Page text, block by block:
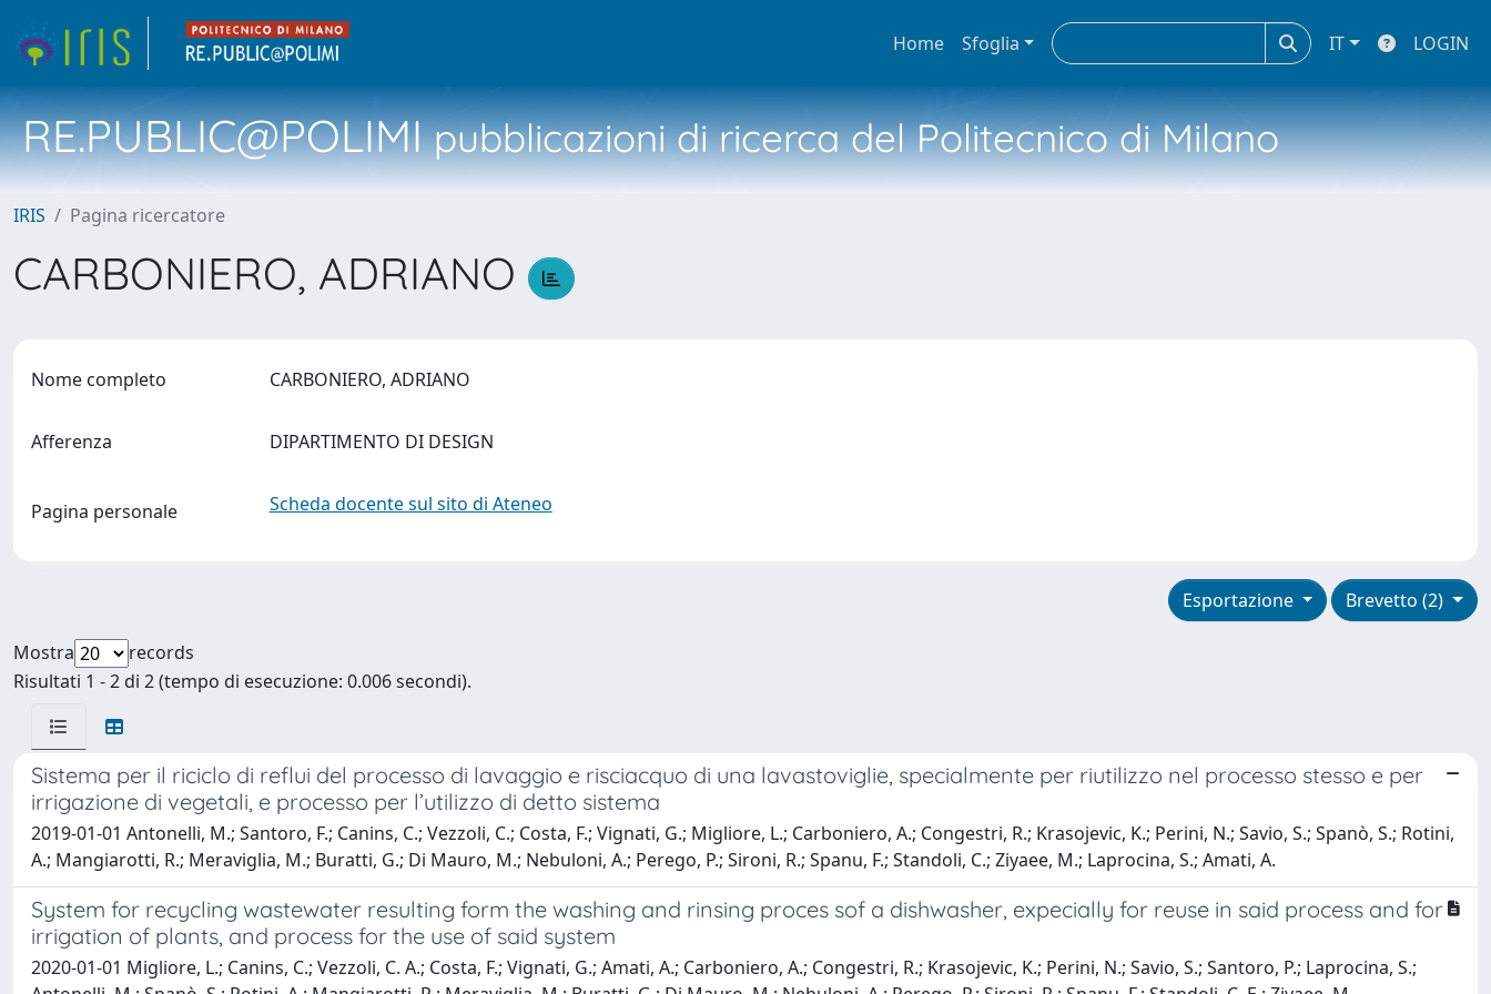
Home Sfoglia IT LOGIN
RE.PUBLIC@POLIMIpubblicazioni di ricerca del Politecnico di Milano
IRIS Pagina ricercatore
CARBONIERO, ADRIANO
Nome completo CARBONIERO, ADRIANO
Afferenza DIPARTIMENTO DI DESIGN
Pagina personale Scheda docente sul sito di Ateneo
Brevetto (2)
Esportazione
Mostra
records
Risultati 1 - 2 di 2 (tempo di esecuzione: 0.006 secondi).
Sistema per il riciclo di reflui del processo di lavaggio e risciacquo di una lavastoviglie, specialmente per riutilizzo nel processo stesso e per
irrigazione di vegetali, e processo per l’utilizzo di detto sistema
2019-01-01 Antonelli, M.; Santoro, F.; Canins, C.; Vezzoli, C.; Costa, F.; Vignati, G.; Migliore, L.; Carboniero, A.; Congestri, R.; Krasojevic, K.; Perini, N.; Savio, S.; Spanò, S.; Rotini,
A.; Mangiarotti, R.; Meraviglia, M.; Buratti, G.; Di Mauro, M.; Nebuloni, A.; Perego, P.; Sironi, R.; Spanu, F.; Standoli, C.; Ziyaee, M.; Laprocina, S.; Amati, A.
System for recycling wastewater resulting form the washing and rinsing proces sof a dishwasher, expecially for reuse in said process and for
irrigation of plants, and process for the use of said system
2020-01-01 Migliore, L.; Canins, C.; Vezzoli, C. A.; Costa, F.; Vignati, G.; Amati, A.; Carboniero, A.; Congestri, R.; Krasojevic, K.; Perini, N.; Savio, S.; Santoro, P.; Laprocina, S.;